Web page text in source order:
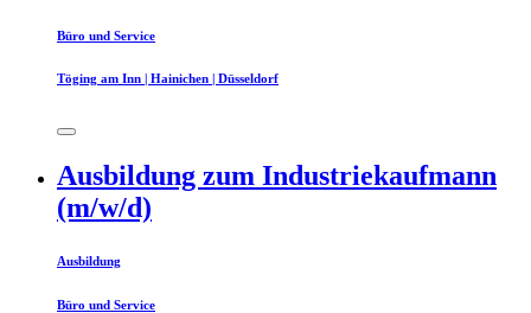
Büro und Service
Töging am Inn | Hainichen | Düsseldorf
Ausbildung zum Industriekaufmann
(m/w/d)
Ausbildung
Büro und Service